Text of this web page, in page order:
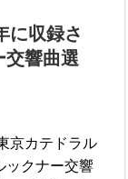
に収録さ
交響曲選
京カテドラル
ックナー交響